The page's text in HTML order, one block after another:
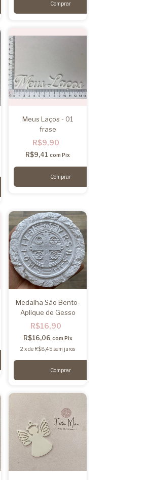
Meus Laços - 01
frase
R$9,90
R$9,41 com Pix
Medalha São Bento-
Aplique de Gesso
R$16,90
R$16,06 com Pix
2 xde R$8,45 sem juros
Comprar